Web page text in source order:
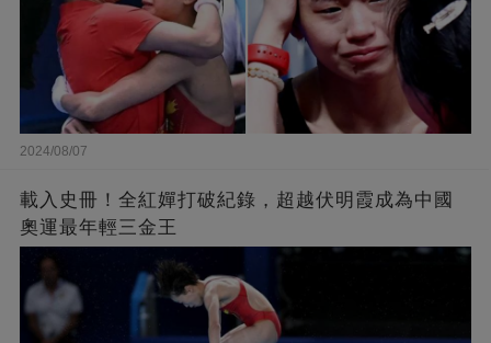
2024/08/07
載入史冊！全紅嬋打破紀錄，超越伏明霞成為中國
奧運最年輕三金王